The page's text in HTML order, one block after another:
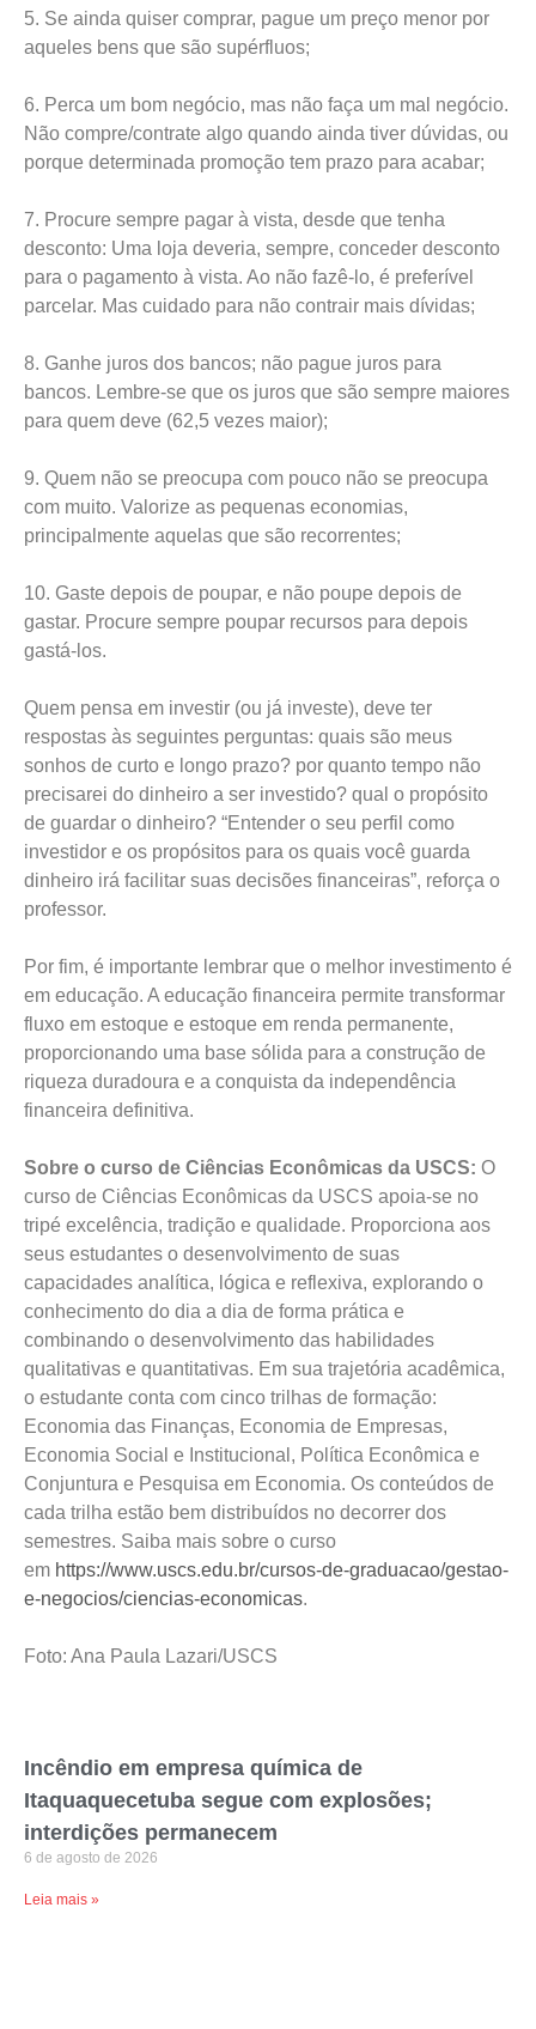
5. Se ainda quiser comprar, pague um preço menor por
aqueles bens que são supérfluos;
6. Perca um bom negócio, mas não faça um mal negócio.
Não compre/contrate algo quando ainda tiver dúvidas, ou
porque determinada promoção tem prazo para acabar;
7. Procure sempre pagar à vista, desde que tenha
desconto: Uma loja deveria, sempre, conceder desconto
para o pagamento à vista. Ao não fazê-lo, é preferível
parcelar. Mas cuidado para não contrair mais dívidas;
8. Ganhe juros dos bancos; não pague juros para
bancos. Lembre-se que os juros que são sempre maiores
para quem deve (62,5 vezes maior);
9. Quem não se preocupa com pouco não se preocupa
com muito. Valorize as pequenas economias,
principalmente aquelas que são recorrentes;
10. Gaste depois de poupar, e não poupe depois de
gastar. Procure sempre poupar recursos para depois
gastá-los.
Quem pensa em investir (ou já investe), deve ter
respostas às seguintes perguntas: quais são meus
sonhos de curto e longo prazo? por quanto tempo não
precisarei do dinheiro a ser investido? qual o propósito
de guardar o dinheiro? “Entender o seu perfil como
investidor e os propósitos para os quais você guarda
dinheiro irá facilitar suas decisões financeiras”, reforça o
professor.
Por fim, é importante lembrar que o melhor investimento é
em educação. A educação financeira permite transformar
fluxo em estoque e estoque em renda permanente,
proporcionando uma base sólida para a construção de
riqueza duradoura e a conquista da independência
financeira definitiva.
Sobre o curso de Ciências Econômicas da USCS: O
curso de Ciências Econômicas da USCS apoia-se no
tripé excelência, tradição e qualidade. Proporciona aos
seus estudantes o desenvolvimento de suas
capacidades analítica, lógica e reflexiva, explorando o
conhecimento do dia a dia de forma prática e
combinando o desenvolvimento das habilidades
qualitativas e quantitativas. Em sua trajetória acadêmica,
o estudante conta com cinco trilhas de formação:
Economia das Finanças, Economia de Empresas,
Economia Social e Institucional, Política Econômica e
Conjuntura e Pesquisa em Economia. Os conteúdos de
cada trilha estão bem distribuídos no decorrer dos
semestres. Saiba mais sobre o curso
em https://www.uscs.edu.br/cursos-de-graduacao/gestao-
e-negocios/ciencias-economicas.
Foto: Ana Paula Lazari/USCS
Incêndio em empresa química de
Itaquaquecetuba segue com explosões;
interdições permanecem
6 de agosto de 2026
Leia mais »